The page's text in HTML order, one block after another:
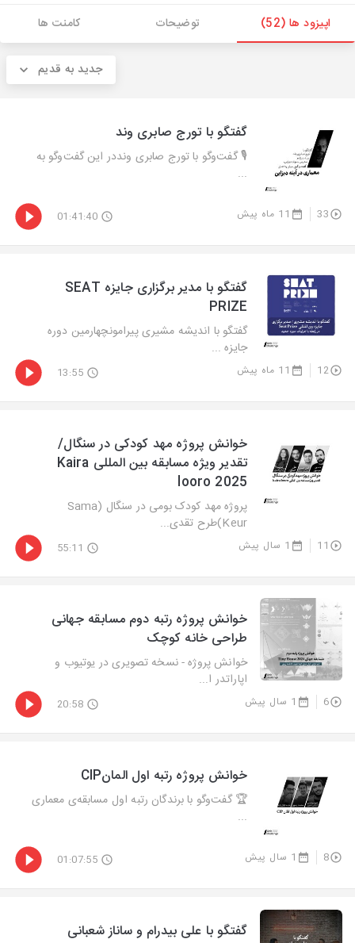
اپیزود ها (52)
توضیحات کامنت ها
جدید به قدیم
گفتگو با تورج صابری وند
🎙️ گفت‌وگو با تورج صابری وند در این گفت‌وگو به
...
33 11 ماه پیش 01:41:40
گفتگو با مدیر برگزاری جایزه SEAT
PRIZE
گفتگو با اندیشه مشیری پیرامونچهارمین دوره
جایزه ...
12 11 ماه پیش 13:55
خوانش پروژه مهد کودکی در سنگال/
تقدیر ویژه مسابقه بین المللی Kaira
looro 2025
پروژه مهد کودک بومی در سنگال (Sama
Keur)طرح تقدی...
11 1 سال پیش 55:11
خوانش پروژه رتبه دوم مسابقه جهانی
طراحی خانه کوچک
خوانش پروژه - نسخه تصویری در یوتیوب و
اپاراتدر ا...
6 1 سال پیش 20:58
خوانش پروژه رتبه اول المانCIP
🏆‌ گفت‌وگو با برندگان رتبه اول مسابقه‌ی معماری
...
8 1 سال پیش 01:07:55
گفتگو با علی بیدرام و ساناز شعبانی